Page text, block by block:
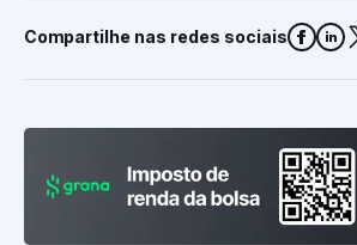
Compartilhe nas redes sociais